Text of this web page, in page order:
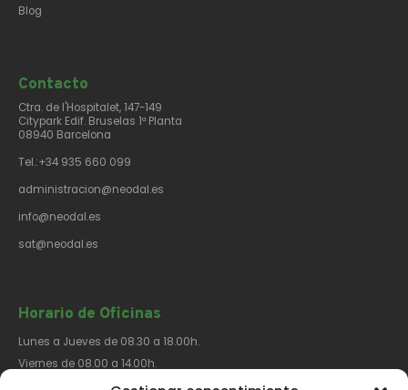
Blog
Contacto​
Ctra. de l'Hospitalet, 147-149
Citypark Edif. Bruselas 1ª Planta
08940 Barcelona
Tel.:+34 935 660 099
administracion@neodal.es
info@neodal.es
sat@neodal.es
Horario de Oficinas
Lunes a Jueves de 08.30 a 18.00h.
Viernes de 08.00 a 14.00h.